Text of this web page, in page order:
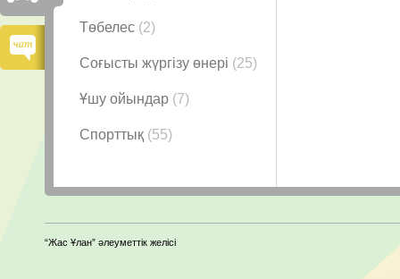
Төбелес (2)
Соғысты жүргізу өнері (25)
Ұшу ойындар (7)
Спорттық (55)
“Жас Ұлан” әлеуметтік желісі